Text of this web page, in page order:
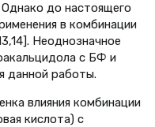
Однако до настоящего
в комбинации
Неоднозначное
с БФ и
данной работы.
влияния комбинации
кислота) с